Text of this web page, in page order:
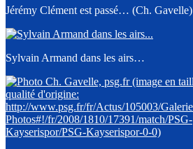
Jérémy Clément est passé… (Ch. Gavelle)
Sylvain Armand dans les airs…